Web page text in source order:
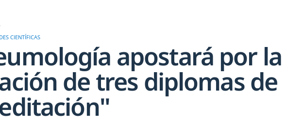
CIENTÍFICAS
apostará por la
de tres diplomas de